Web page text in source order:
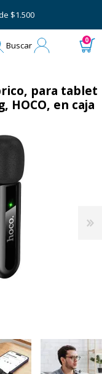
$1.500
Buscar 0
para tablet
en caja